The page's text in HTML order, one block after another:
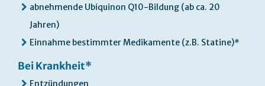
abnehmende Ubiquinon Q10-Bildung (ab ca. 20
Jahren)
Einnahme bestimmter Medikamente (z.B. Statine)*
Bei Krankheit*
Entzündungen